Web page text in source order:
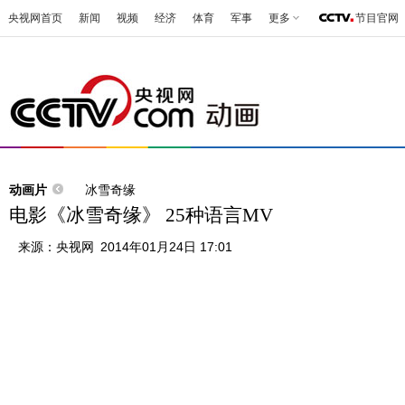
央视网首页 新闻 视频 经济 体育 军事 更多 节目官网
动画片 冰雪奇缘
电影《冰雪奇缘》 25种语言MV
来源： 央视网 2014年01月24日 17:01